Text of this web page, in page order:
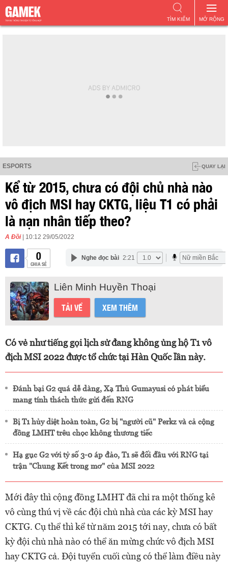
MỞ RỘNG
TÌM KIẾM
ESPORTS QUAY LẠI
Kể từ 2015, chưa có đội chủ nhà nào
vô địch MSI hay CKTG, liệu T1 có phải
là nạn nhân tiếp theo?
A Đồi | 10:12 29/05/2022
0
CHIA SẺ
Nghe đọc bài 2:21
Liên Minh Huyền Thoại
TẢI VỀ XEM THÊM
Có vẻ như tiếng gọi lịch sử đang không ủng hộ T1 vô
địch MSI 2022 được tổ chức tại Hàn Quốc lần này.
Đánh bại G2 quá dễ dàng, Xạ Thủ Gumayusi có phát biểu
mang tính thách thức gửi đến RNG
Bị T1 hủy diệt hoàn toàn, G2 bị "người cũ" Perkz và cả cộng
đồng LMHT trêu chọc không thương tiếc
Hạ gục G2 với tỷ số 3-0 áp đảo, T1 sẽ đối đầu với RNG tại
trận "Chung Kết trong mơ" của MSI 2022
Mới đây thì cộng đồng LMHT đã chỉ ra một thống kê
vô cùng thú vị về các đội chủ nhà của các kỳ MSI hay
CKTG. Cụ thể thì kể từ năm 2015 tới nay, chưa có bất
kỳ đội chủ nhà nào có thể ăn mừng chức vô địch MSI
hay CKTG cả. Đội tuyển cuối cùng có thể làm điều này